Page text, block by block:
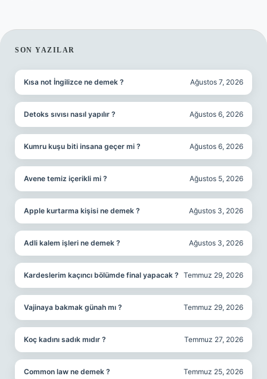
SIDEBAR
SON YAZILAR
Kısa not İngilizce ne demek ? Ağustos 7, 2026
Detoks sıvısı nasıl yapılır ? Ağustos 6, 2026
Kumru kuşu biti insana geçer mi ? Ağustos 6, 2026
Avene temiz içerikli mi ? Ağustos 5, 2026
Apple kurtarma kişisi ne demek ? Ağustos 3, 2026
Adli kalem işleri ne demek ? Ağustos 3, 2026
Kardeslerim kaçıncı bölümde final yapacak ? Temmuz 29, 2026
Vajinaya bakmak günah mı ? Temmuz 29, 2026
Koç kadını sadık mıdır ? Temmuz 27, 2026
Common law ne demek ? Temmuz 25, 2026